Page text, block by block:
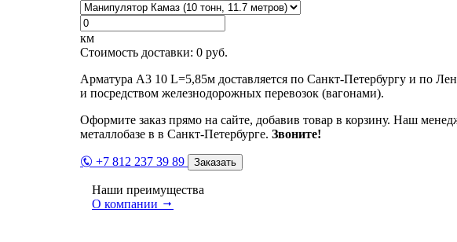
км
Стоимость доставки: 0 руб.
Арматура А3 10 L=5,85м доставляется по Санкт-Петербургу и по
и посредством железнодорожных перевозок (вагонами).
Оформите заказ прямо на сайте, добавив товар в корзину. Наш
металлобазе в в Санкт-Петербурге. Звоните!
+7 812 237 39 89 Заказать
Наши преимущества
О компании